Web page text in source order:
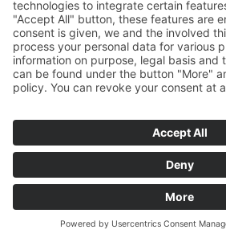
Fon 02235.5343 | Fax
IMPRESSUM